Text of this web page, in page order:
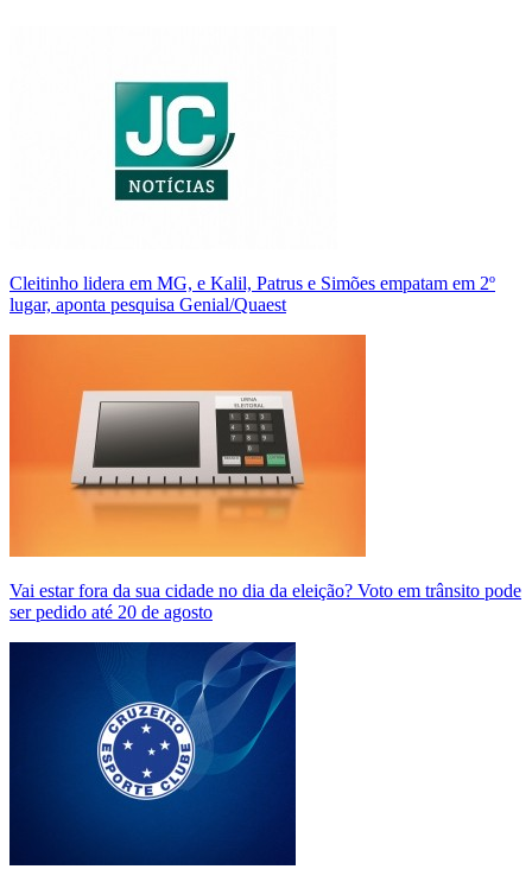
Cleitinho lidera em MG, e Kalil, Patrus e Simões empatam em 2º
lugar, aponta pesquisa Genial/Quaest
Vai estar fora da sua cidade no dia da eleição? Voto em trânsito pode
ser pedido até 20 de agosto